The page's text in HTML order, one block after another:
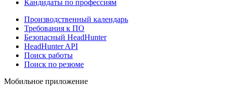
Кандидаты по профессиям
Производственный календарь
Требования к ПО
Безопасный HeadHunter
HeadHunter API
Поиск работы
Поиск по резюме
Мобильное приложение